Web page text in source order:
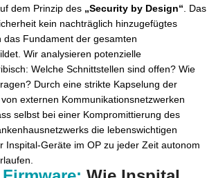
dem Prinzip des „Security by Design“. Das
kein nachträglich hinzugefügtes
das Fundament der gesamten
Wir analysieren potenzielle
Welche Schnittstellen sind offen? Wie
Durch eine strikte Kapselung der
externen Kommunikationsnetzwerken
selbst bei einer Kompromittierung des
die lebenswichtigen
Inspital-Geräte im OP zu jeder Zeit autonom